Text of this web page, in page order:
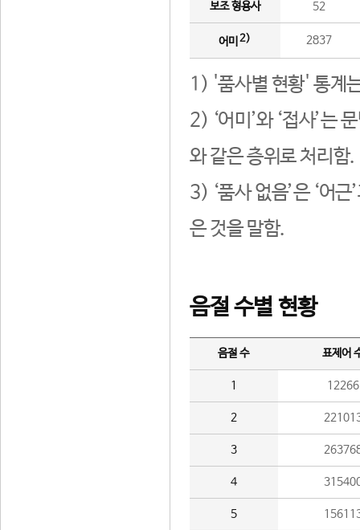
보조 형용사 52
어미 2) 2837
1) '품사별 현황' 통계
2) ‘어미’와 ‘접사’는
와 같은 층위로 처리함.
3) ‘품사 없음’은 ‘어
은 것을 말함.
음절 수별 현황
음절 수 표제어
1 12266
2
3
4
5